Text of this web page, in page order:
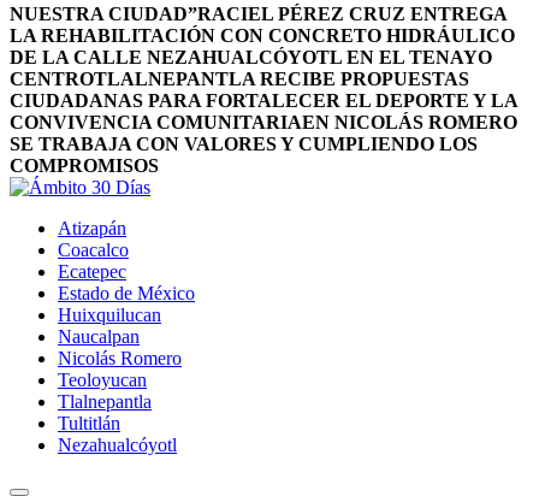
NUESTRA CIUDAD”RACIEL PÉREZ CRUZ ENTREGA
LA REHABILITACIÓN CON CONCRETO HIDRÁULICO
DE LA CALLE NEZAHUALCÓYOTL EN EL TENAYO
CENTROTLALNEPANTLA RECIBE PROPUESTAS
CIUDADANAS PARA FORTALECER EL DEPORTE Y LA
CONVIVENCIA COMUNITARIAEN NICOLÁS ROMERO
SE TRABAJA CON VALORES Y CUMPLIENDO LOS
COMPROMISOS
Atizapán
Coacalco
Ecatepec
Estado de México
Huixquilucan
Naucalpan
Nicolás Romero
Teoloyucan
Tlalnepantla
Tultitlán
Nezahualcóyotl